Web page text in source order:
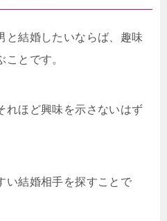
と結婚したいならば、趣味
とです。
れほど興味を示さないはず
い結婚相手を探すことで